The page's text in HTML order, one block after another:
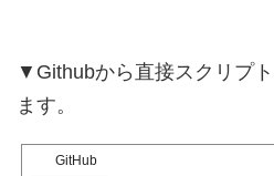
▼Githubから直接スクリプ
ます。
GitHub